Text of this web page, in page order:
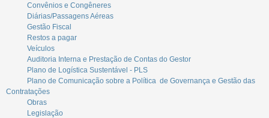
Convênios e Congêneres
Diárias/Passagens Aéreas
Gestão Fiscal
Restos a pagar
Veículos
Auditoria Interna e Prestação de Contas do Gestor
Plano de Logística Sustentável - PLS
Plano de Comunicação sobre a Política de Governança e Gestão das
Contratações
Obras
Legislação